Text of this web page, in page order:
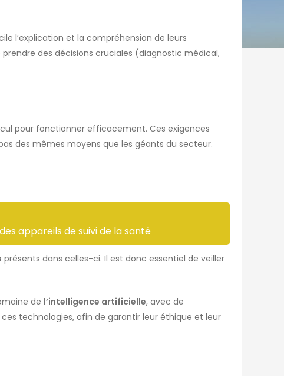
l’explication et la compréhension de leurs
des décisions cruciales (diagnostic médical,
pour fonctionner efficacement. Ces exigences
des mêmes moyens que les géants du secteur.
appareils de suivi de la santé
présents dans celles-ci. Il est donc essentiel de veiller
de l’intelligence artificielle, avec de
technologies, afin de garantir leur éthique et leur